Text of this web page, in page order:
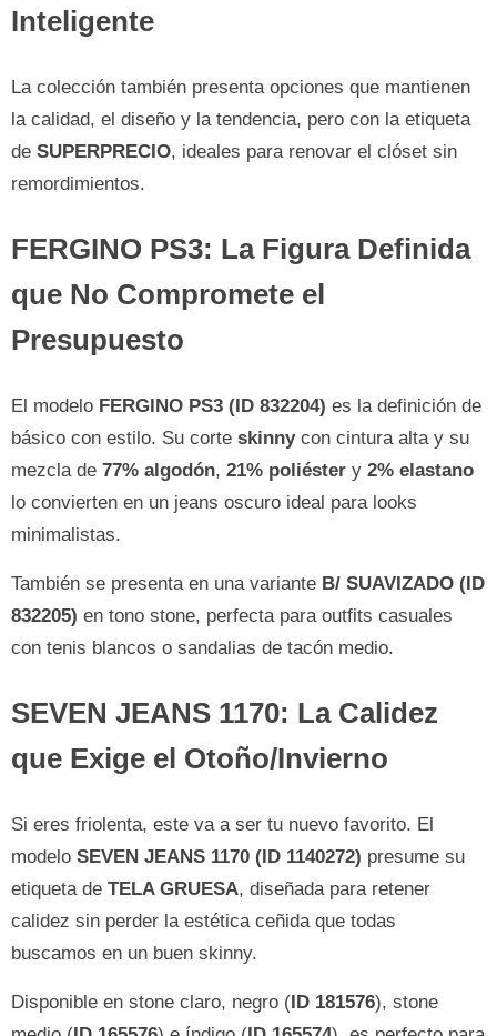
Inteligente
La colección también presenta opciones que mantienen
la calidad, el diseño y la tendencia, pero con la etiqueta
de SUPERPRECIO, ideales para renovar el clóset sin
remordimientos.
FERGINO PS3: La Figura Definida
que No Compromete el
Presupuesto
El modelo FERGINO PS3 (ID 832204) es la definición de
básico con estilo. Su corte skinnycon cintura alta y su
mezcla de 77% algodón, 21% poliéster y 2% elastano
lo convierten en un jeans oscuro ideal para looks
minimalistas.
También se presenta en una variante B/ SUAVIZADO (ID
832205) en tono stone, perfecta para outfits casuales
con tenis blancos o sandalias de tacón medio.
SEVEN JEANS 1170: La Calidez
que Exige el Otoño/Invierno
Si eres friolenta, este va a ser tu nuevo favorito. El
modelo SEVEN JEANS 1170 (ID 1140272) presume su
etiqueta de TELA GRUESA, diseñada para retener
calidez sin perder la estética ceñida que todas
buscamos en un buen skinny.
Disponible en stone claro, negro (ID 181576), stone